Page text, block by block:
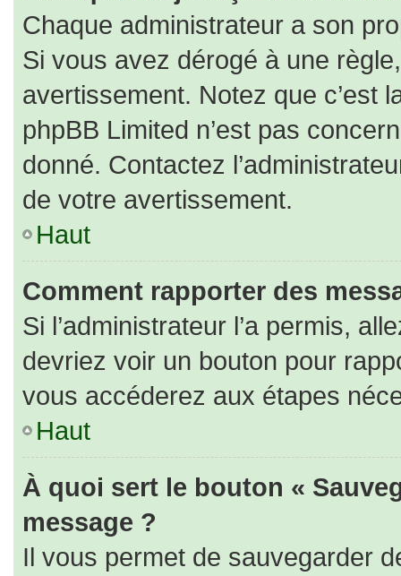
Chaque administrateur a son
Si vous avez dérogé à une
avertissement. Notez que c’est
phpBB Limited n’est pas
donné. Contactez
de votre avertissement.
Haut
Comment rapporter des
Si l’administrateur l’a permis,
devriez voir un bouton pour
vous accéderez aux étapes
Haut
À quoi sert le bouton «
message ?
Il vous permet de sauvegarder